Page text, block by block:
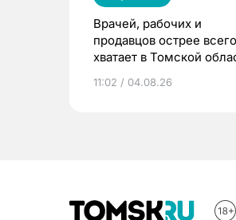
Врачей, рабочих и
продавцов острее
хватает в Томской
11:02 / 04.08.26